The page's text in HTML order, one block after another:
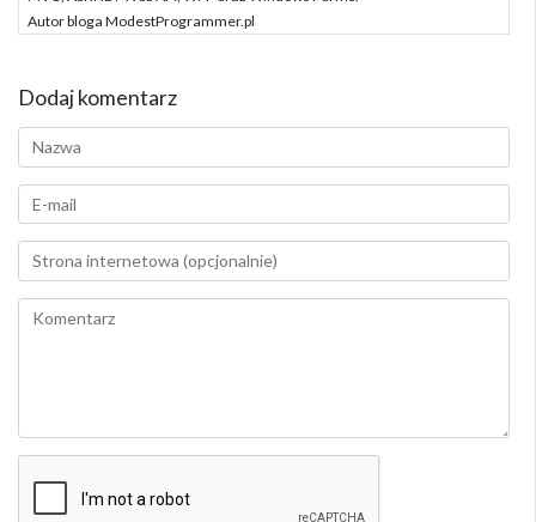
Autor bloga ModestProgrammer.pl
Dodaj komentarz